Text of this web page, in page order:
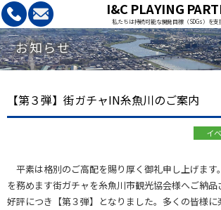
I&C PLAYING
私たちは持続可能な開発目標（SDGs）を支
お知らせ
【第３弾】街ガチャIN糸魚川のご案内
イ
平素は格別のご高配を賜り厚く御礼申し上げます
を務めます街ガチャを糸魚川市観光協会様へご納品
好評につき【第３弾】となりました。多くの皆様に